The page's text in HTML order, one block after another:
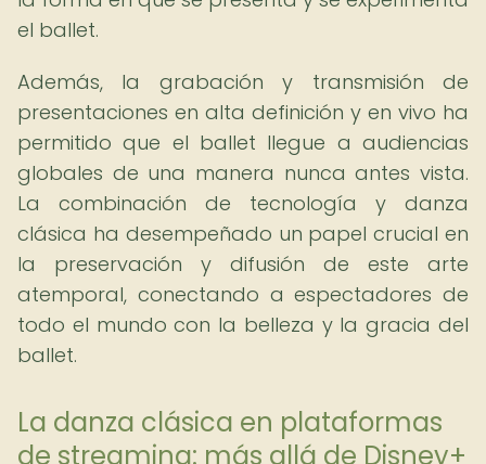
el ballet.
Además, la grabación y transmisión de
presentaciones en alta definición y en vivo ha
permitido que el ballet llegue a audiencias
globales de una manera nunca antes vista.
La combinación de tecnología y danza
clásica ha desempeñado un papel crucial en
la preservación y difusión de este arte
atemporal, conectando a espectadores de
todo el mundo con la belleza y la gracia del
ballet.
La danza clásica en plataformas
de streaming: más allá de Disney+